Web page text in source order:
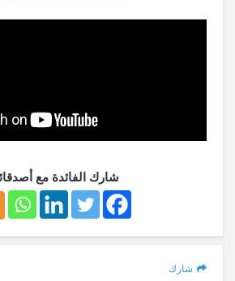
شارك الفائدة مع
شارك